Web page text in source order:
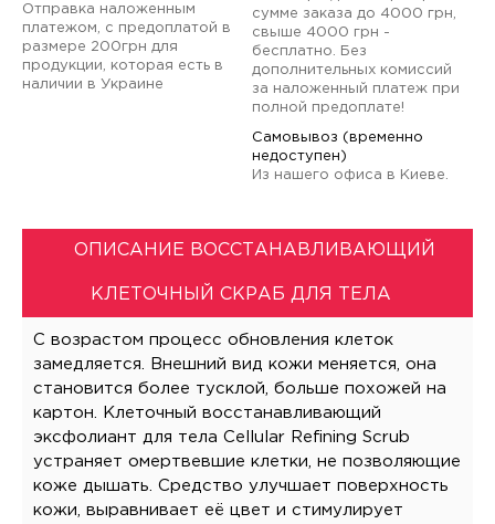
Отправка наложенным
платежом, с предоплатой в
размере 200грн для
продукции, которая есть в
наличии в Украине
сумме заказа до 4000 грн,
свыше 4000 грн -
бесплатно. Без
дополнительных комиссий
за наложенный платеж при
полной предоплате!
Самовывоз (временно
недоступен)
Из нашего офиса в Киеве.
ОПИСАНИЕ ВОССТАНАВЛИВАЮЩИЙ
КЛЕТОЧНЫЙ СКРАБ ДЛЯ ТЕЛА
С возрастом процесс обновления клеток
замедляется. Внешний вид кожи меняется, она
становится более тусклой, больше похожей на
картон. Клеточный восстанавливающий
эксфолиант для тела Cellular Refining Scrub
устраняет омертвевшие клетки, не позволяющие
коже дышать. Средство улучшает поверхность
кожи, выравнивает её цвет и стимулирует